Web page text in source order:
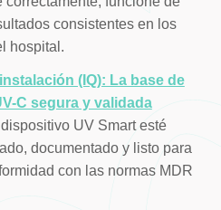
consistentes en los
hospital.
(IQ): La base de
C segura y validada
UV Smart esté
documentado y listo para
con las normas MDR